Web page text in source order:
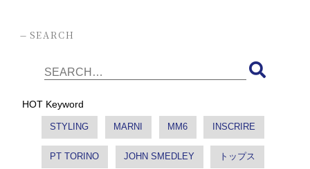
-SEARCH
HOT Keyword
STYLING MARNI MM6 INSCRIRE
PT TORINO JOHN SMEDLEY トップス